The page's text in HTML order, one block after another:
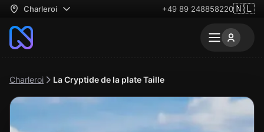
Charleroi +49 89 248858220🇳🇱
Charleroi La Cryptide de la plate Taille